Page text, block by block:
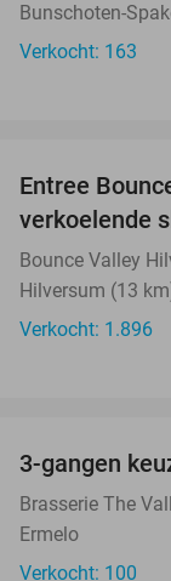
Bunschoten-
Verkocht: 163
Entree
verkoelende
Bounce Valley
Hilversum (13
Verkocht: 1.896
3-gangen
Brasserie The
Ermelo
Verkocht: 100